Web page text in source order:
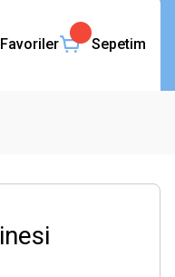
Favoriler Sepetim